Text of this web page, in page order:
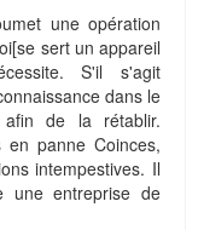
une opération
sert un appareil
S'il s'agit
dans le
de la rétablir.
panne Coinces,
intempestives. Il
une entreprise de